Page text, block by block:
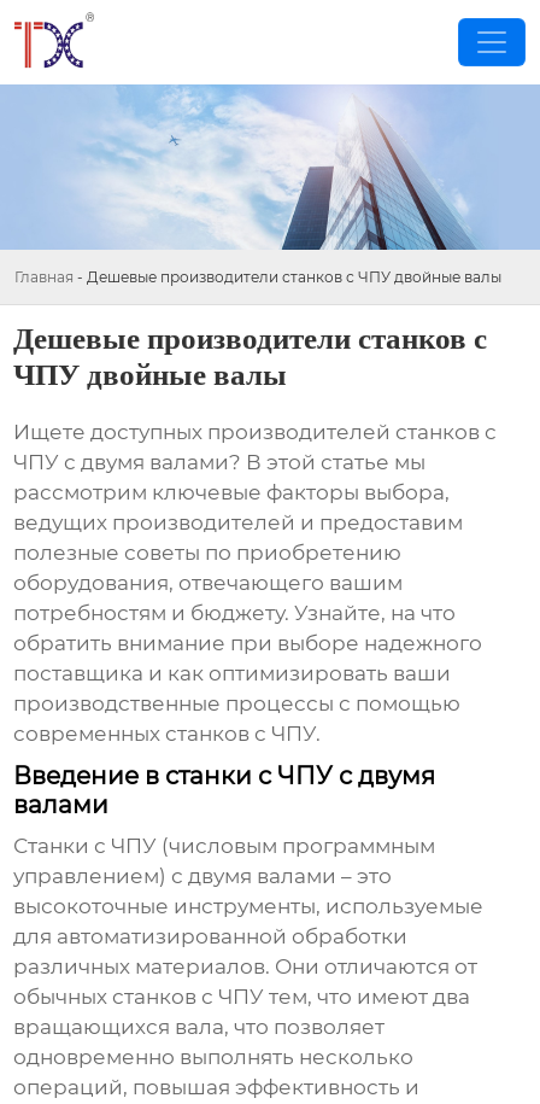
Главная - Дешевые производители станков с ЧПУ двойные валы
Дешевые производители станков с
ЧПУ двойные валы
Ищете доступных производителей станков с
ЧПУ с двумя валами? В этой статье мы
рассмотрим ключевые факторы выбора,
ведущих производителей и предоставим
полезные советы по приобретению
оборудования, отвечающего вашим
потребностям и бюджету. Узнайте, на что
обратить внимание при выборе надежного
поставщика и как оптимизировать ваши
производственные процессы с помощью
современных станков с ЧПУ.
Введение в станки с ЧПУ с двумя
валами
Станки с ЧПУ (числовым программным
управлением) с двумя валами – это
высокоточные инструменты, используемые
для автоматизированной обработки
различных материалов. Они отличаются от
обычных станков с ЧПУ тем, что имеют два
вращающихся вала, что позволяет
одновременно выполнять несколько
операций, повышая эффективность и